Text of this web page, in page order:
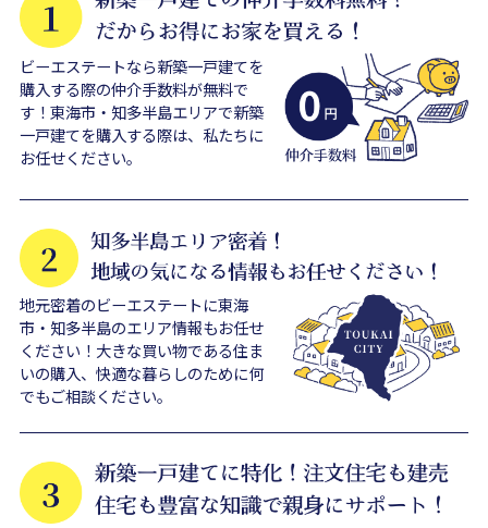
ビーエステートなら新築一戸建てを
購入する際の仲介手数料が無料で
す！東海市・知多半島エリアで新築
一戸建てを購入する際は、私たちに
お任せください。
地元密着のビーエステートに東海
市・知多半島のエリア情報もお任せ
ください！大きな買い物である住ま
いの購入、快適な暮らしのために何
でもご相談ください。